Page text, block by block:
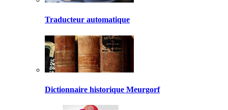
Traducteur automatique
Dictionnaire historique Meurgorf